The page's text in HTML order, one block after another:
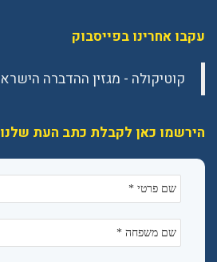
עקבו אחרינו בפייסבוק
הירשמו כאן לקבלת כתב העת שלנו